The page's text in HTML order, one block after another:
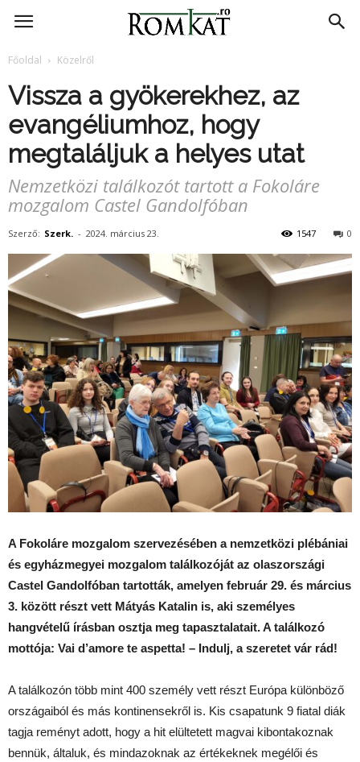
RomKat.ro
Főoldal Közelről
Vissza a gyökerekhez, az
evangéliumhoz, hogy
megtaláljuk a helyes utat
Nemzetközi találkozót tartott a Fokoláre
mozgalom Castel Gandolfóban
Szerző: Szerk. - 2024. március 23. 0
1547
A Fokoláre mozgalom szervezésében a nemzetközi plébániai
és egyházmegyei mozgalom találkozóját az olaszországi
Castel Gandolfóban tartották, amelyen február 29. és március
3. között részt vett Mátyás Katalin is, aki személyes
hangvételű írásban osztja meg tapasztalatait. A találkozó
mottója: Vai d’amore te aspetta! – Indulj, a szeretet vár rád!
A találkozón több mint 400 személy vett részt Európa különböző
országaiból és más kontinensekről is. Kis csapatunk 9 fiatal diák
tagja reményt adott, hogy a hit elültetett magvai kibontakoznak
bennük, általuk, és mindazoknak az értékeknek megélői és